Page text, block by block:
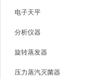
电子天平
分析仪器
旋转蒸发器
压力蒸汽灭菌器